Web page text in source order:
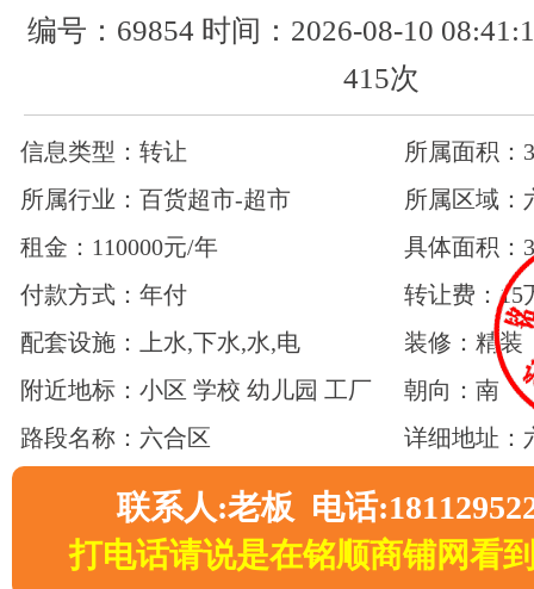
编号：69854 时间：2026-08-10
415次
信息类型：转让
所属面积：
所属行业：百货超市-超市
所属区域：
租金：110000元/年
具体面积：
付款方式：年付
转让费：15
配套设施：上水,下水,水,电
装修：精装
附近地标：小区 学校 幼儿园 工厂
朝向：南
路段名称：六合区
详细地址：
联系人:老板 电话
打电话请说是在铭顺商铺网看